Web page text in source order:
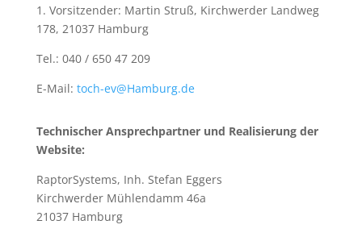
1. Vorsitzender: Martin Struß, Kirchwerder Landweg
178, 21037 Hamburg
Tel.: 040 / 650 47 209‬
E-Mail: toch-ev@Hamburg.de
Technischer Ansprechpartner und Realisierung der
Website:
RaptorSystems, Inh. Stefan Eggers
Kirchwerder Mühlendamm 46a
21037 Hamburg